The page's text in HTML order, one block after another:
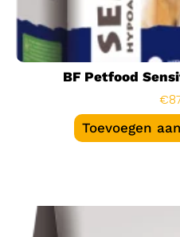
BF Petfood
€
Toevoegen